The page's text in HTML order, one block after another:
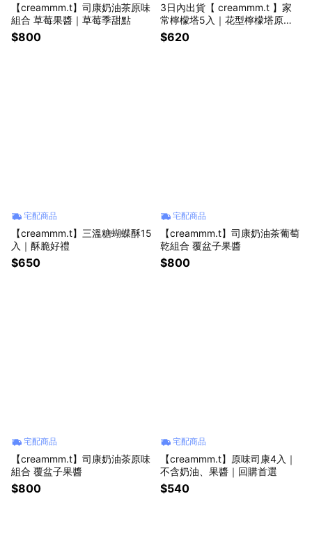
【creammm.t】司康奶油茶原味
組合 草莓果醬｜草莓季甜點
$800
3日內出貨【 creammm.t 】家
常檸檬塔5入｜花型檸檬塔原創
｜日常送禮
$620
宅配商品
【creammm.t】三溫糖蝴蝶酥15
入｜酥脆好禮
$650
宅配商品
【creammm.t】司康奶油茶葡萄
乾組合 覆盆子果醬
$800
宅配商品
【creammm.t】司康奶油茶原味
組合 覆盆子果醬
$800
宅配商品
【creammm.t】原味司康4入｜
不含奶油、果醬｜回購首選
$540